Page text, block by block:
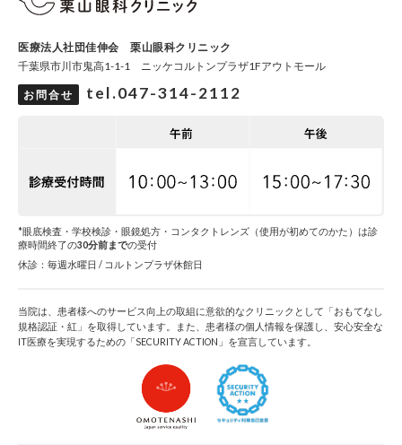
医療法人社団佳伸会 栗山眼科クリニック
千葉県市川市鬼高1-1-1 ニッケコルトンプラザ1Fアウトモール
お問合せ tel.047-314-2112
*眼底検査・学校検診・眼鏡処方・コンタクトレンズ（使用が初めてのかた）は診
療時間終了の30分前までの受付
休診：毎週水曜日 / コルトンプラザ休館日
当院は、患者様へのサービス向上の取組に意欲的なクリニックとして「おもてなし
規格認証・紅」を取得しています。また、患者様の個人情報を保護し、安心安全な
IT医療を実現するための「SECURITY ACTION」を宣言しています。